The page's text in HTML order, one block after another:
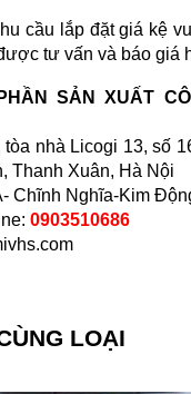
cầu lắp đặt giá kệ
tư vấn và báo giá
SẢN XUẤT
nhà Licogi 13, số
Thanh Xuân, Hà Nội
Chĩnh Nghĩa-Kim
0903510686
LOẠI